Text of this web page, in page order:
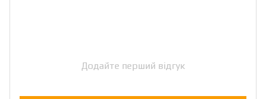
Додайте перший відгук